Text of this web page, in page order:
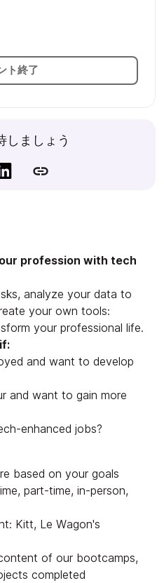
ト終了
しましょう
profession with tech
analyze your data to
your own tools:
your professional life.
and want to develop
and want to gain more
enhanced jobs?
based on your goals
part-time, in-person,
Kitt, Le Wagon's
of our bootcamps,
completed